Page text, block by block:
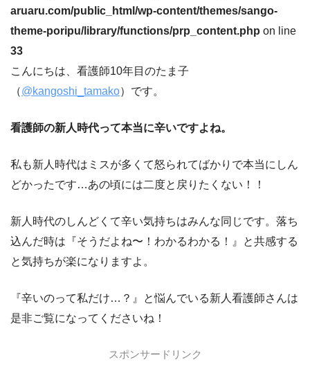
aruaru.com/public_html/wp-content/themes/sango-
theme-poripu/library/functions/prp_content.php on line
33
こんにちは、看護師10年目のたま子
（@kangoshi_tamako）です。
看護師の新人時代って本当に辛いですよね。
私も新人時代はミスが多くて怒られてばかりで本当にしん
どかったです…あの頃には二度と戻りたくない！！
新人時代のしんどくて辛い気持ちはみんな同じです。落ち
込んだ時は『そうだよね〜！わかるわかる！』と共感する
と気持ちが楽になりますよ。
『辛いのって私だけ…？』と悩んでいる新人看護師さんは
是非ご覧になってくださいね！
スポンサードリンク